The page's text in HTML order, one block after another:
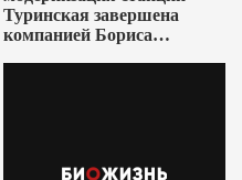
Туринская завершена
компанией Бориса